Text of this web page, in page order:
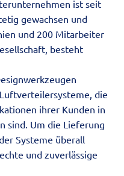
ist seit
gewachsen und
und 200 Mitarbeiter
besteht
die
ihrer Kunden in
sind. Um die Lieferung
Systeme überall
und zuverlässige